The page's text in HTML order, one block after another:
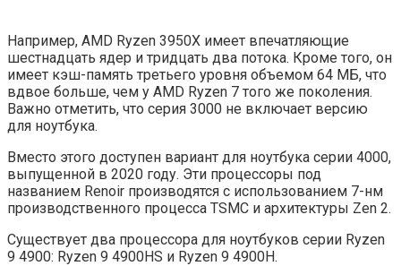
Например, AMD Ryzen 3950X имеет впечатляющие
шестнадцать ядер и тридцать два потока. Кроме того, он
имеет кэш-память третьего уровня объемом 64 МБ, что
вдвое больше, чем у AMD Ryzen 7 того же поколения.
Важно отметить, что серия 3000 не включает версию
для ноутбука.
Вместо этого доступен вариант для ноутбука серии 4000,
выпущенной в 2020 году. Эти процессоры под
названием Renoir производятся с использованием 7-нм
производственного процесса TSMC и архитектуры Zen 2.
Существует два процессора для ноутбуков серии Ryzen
9 4900: Ryzen 9 4900HS и Ryzen 9 4900H.